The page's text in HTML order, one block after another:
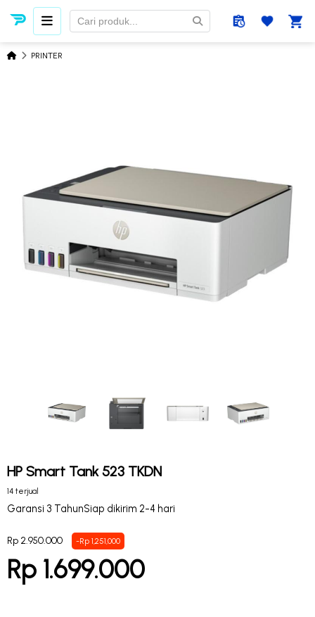
PRINTER
HP Smart Tank 523 TKDN
14 terjual
Garansi 3 TahunSiap dikirim 2-4 hari
Rp 2.950.000 -Rp 1,251,000
Rp 1.699.000